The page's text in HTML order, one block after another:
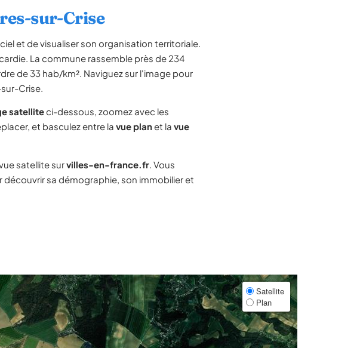
sur-Crise
et de visualiser son organisation territoriale.
La commune rassemble près de 234
de 33 hab/km². Naviguez sur l'image pour
Crise.
satelliteci-dessous, zoomez avec les
et basculez entre la vue planet la vue
satellite survilles-en-france.fr. Vous
découvrir sa démographie, son immobilier et
Satellite
Plan